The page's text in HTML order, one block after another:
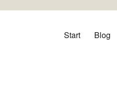
Start Blog